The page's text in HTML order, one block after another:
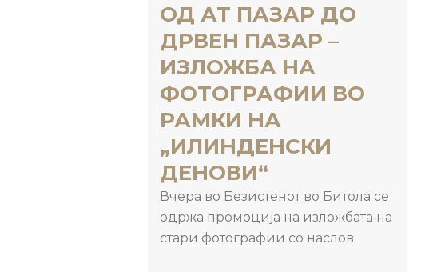
ОД АТ ПАЗАР ДО
ДРВЕН ПАЗАР –
ИЗЛОЖБА НА
ФОТОГРАФИИ ВО
РАМКИ НА
„ИЛИНДЕНСКИ
ДЕНОВИ“
Вчера во Безистенот во Битола се
одржа промоција на изложбата на
стари фотографии со наслов